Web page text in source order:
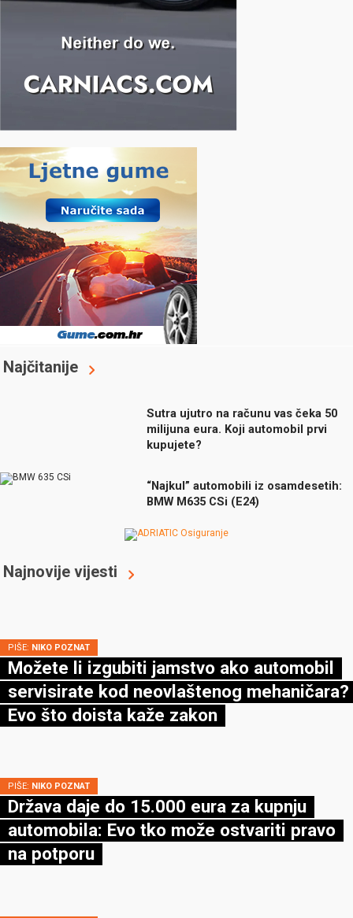
Najčitanije
Sutra ujutro na računu vas čeka 50
milijuna eura. Koji automobil prvi
kupujete?
“Najkul” automobili iz osamdesetih:
BMW M635 CSi (E24)
Najnovije vijesti
PIŠE: NIKO POZNAT
Možete li izgubiti jamstvo ako automobil
servisirate kod neovlaštenog mehaničara?
Evo što doista kaže zakon
PIŠE: NIKO POZNAT
Država daje do 15.000 eura za kupnju
automobila: Evo tko može ostvariti pravo
na potporu